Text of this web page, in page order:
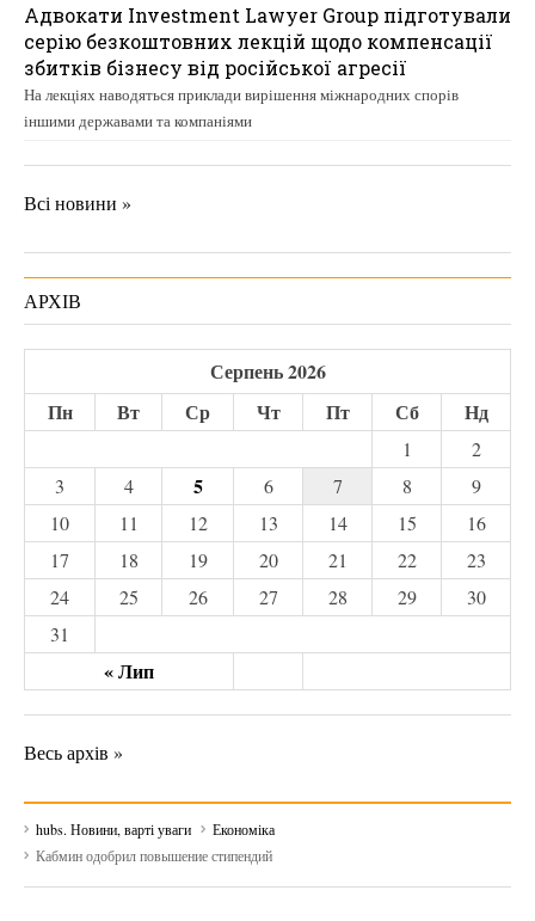
Адвокати Investment Lawyer Group підготували
серію безкоштовних лекцій щодо компенсації
збитків бізнесу від російської агресії
На лекціях наводяться приклади вирішення міжнародних спорів
іншими державами та компаніями
Всі новини »
АРХІВ
Серпень 2026
Пн
Вт Ср Чт Пт Сб Нд
« Лип
1
2
3
4 5 6 7 8
9
10
11 12 13 14 15
16
17
18 19 20 21 22
23
24
25 26 27 28 29
30
31
Весь архів »
hubs. Новини, варті уваги
Економіка
Кабмин одобрил повышение стипендий